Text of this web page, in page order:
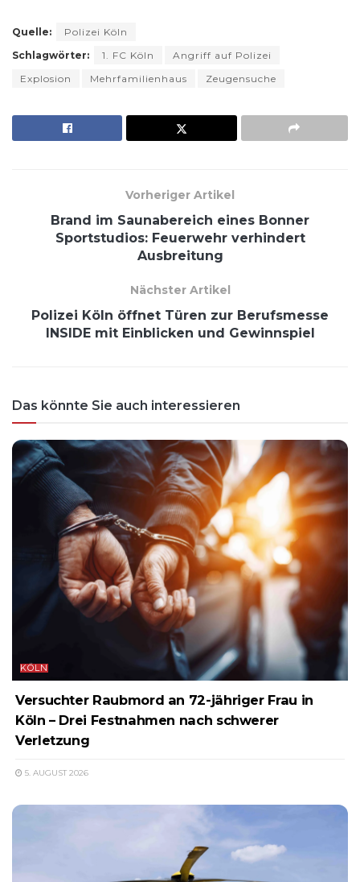
Quelle:
Polizei Köln
Schlagwörter:
1. FC Köln
Angriff auf Polizei
Explosion
Mehrfamilienhaus Zeugensuche
Vorheriger Artikel
Brand im Saunabereich eines Bonner
Sportstudios: Feuerwehr verhindert
Ausbreitung
Nächster Artikel
Polizei Köln öffnet Türen zur Berufsmesse
INSIDE mit Einblicken und Gewinnspiel
Das könnte Sie auch interessieren
KÖLN
Versuchter Raubmord an 72-jähriger Frau in
Köln – Drei Festnahmen nach schwerer
Verletzung
5. AUGUST 2026